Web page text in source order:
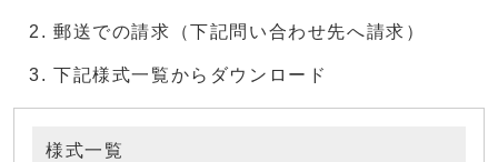
郵送での請求（下記問い合わせ先へ請求）
下記様式一覧からダウンロード
様式一覧